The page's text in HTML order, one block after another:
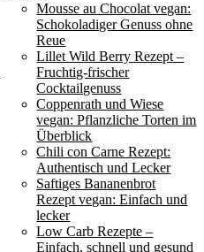
Mousse au Chocolat vegan:
Schokoladiger Genuss ohne
Reue
Lillet Wild Berry Rezept –
Fruchtig-frischer
Cocktailgenuss
Coppenrath und Wiese
vegan: Pflanzliche Torten im
Überblick
Chili con Carne Rezept:
Authentisch und Lecker
Saftiges Bananenbrot
Rezept vegan: Einfach und
lecker
Low Carb Rezepte –
Einfach, schnell und gesund